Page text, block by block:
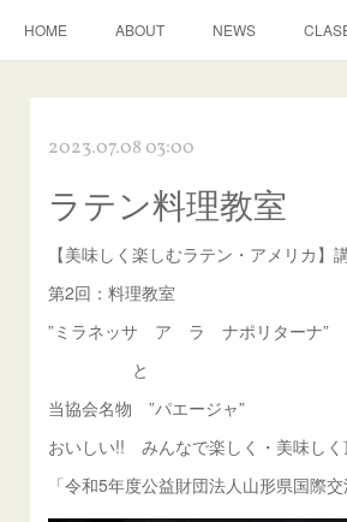
HOME ABOUT NEWS
2023.07.08 03:00
ラテン料理教室
【美味しく楽しむラテン・アメリカ】
第2回：料理教室
”ミラネッサ ア ラ ナポリターナ”
と
当協会名物 ”パエージャ”
おいしい!! みんなで楽しく・美味しく
「令和5年度公益財団法人山形県国際交